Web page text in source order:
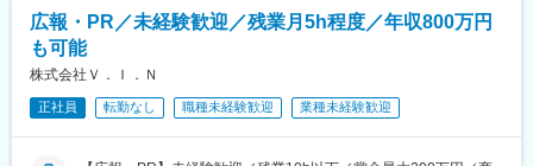
広報・PR／未経験歓迎／残業月5h程度／年収800万円
も可能
株式会社Ｖ．Ｉ．Ｎ
正社員 転勤なし 職種未経験歓迎 業種未経験歓迎